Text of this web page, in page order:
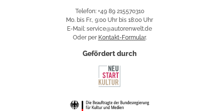
Telefon: +49 89 215570310
Mo. bis Fr., 9:00 Uhr bis 18:00 Uhr
E-Mail: service@autorenwelt.de
Oder per Kontakt-Formular.
Gefördert durch